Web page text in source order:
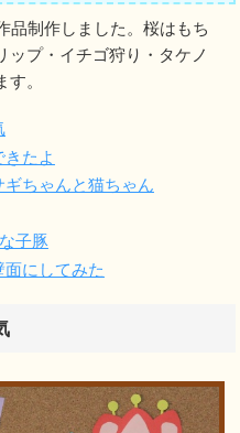
品制作しました。桜はもち
ップ・イチゴ狩り・タケノ
。
たよ
ちゃんと猫ちゃん
子豚
にしてみた